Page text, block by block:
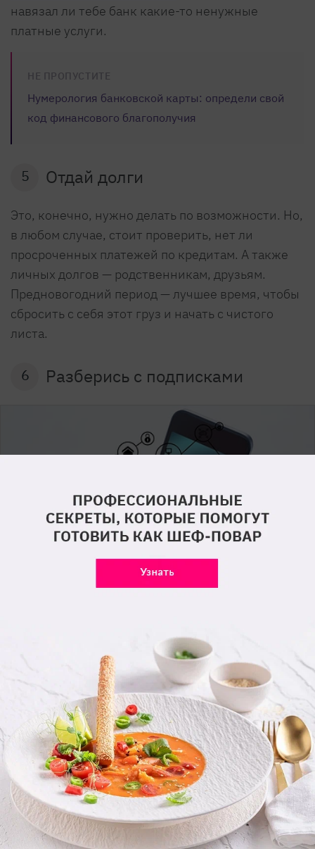
навязал ли тебе банк какие-то ненужные
платные услуги.
НЕ ПРОПУСТИТЕ
Нумерология банковской карты: определи свой
код финансового благополучия
5 Отдай долги
Это, конечно, нужно делать по возможности. Но,
в любом случае, стоит проверить, нет ли
просроченных платежей по кредитам. А также
личных долгов — родственникам, друзьям.
Предновогодний период — лучшее время, чтобы
сбросить с себя этот груз и начать с чистого
листа.
6 Разберись с подписками
Выдели время и покопайся всмартфоне
возможно, ты обнаружишь, что давно
подписалась на льготный пробный период в
каком-то онлайн-кинотеатре или на другом
развлекательном сервисе, а потом забыла снять
галочку. И теперь с тебя автоматом снимают
плату за подписку. Это может быть незаметно,
но со временем набегает приличная сумма.
7
Прикинь бюджет на будущий
год